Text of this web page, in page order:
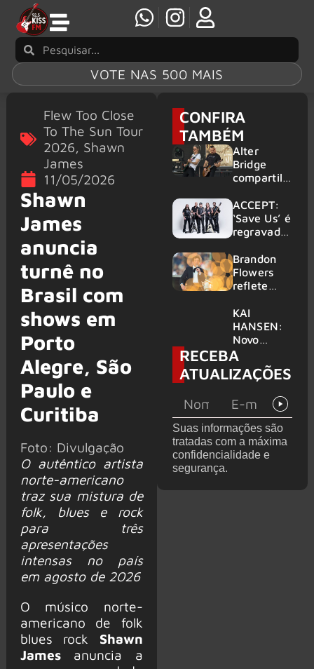
VOTE NAS 500 MAIS
Flew Too Close
To The Sun Tour
2026, Shawn
James
11/05/2026
Shawn
James
anuncia
turnê no
Brasil com
shows em
Porto
Alegre, São
Paulo e
Curitiba
Foto: Divulgação
O autêntico artista
norte-americano
traz sua mistura de
folk, blues e rock
para três
apresentações
intensas no país
em agosto de 2026
O músico norte-
americano de folk
blues rock Shawn
Jamesanuncia a
CONFIRA
TAMBÉM
Alter
Bridge
compartilh
vivo de
“Fortress”
gravada
am Ring
2026
ACCEPT:
‘Save Us’ é
regravada
membros
do GHOST
e KORN
Brandon
Flowers
reflete
futuro e
levanta
possibilida
de de
deixar os
palcos
KAI
HANSEN:
Novo
single
‘Welcome
To Life’ é
RECEBA
ATUALIZAÇÕES
Suas informações são
tratadas com a máxima
confidencialidade e
segurança.